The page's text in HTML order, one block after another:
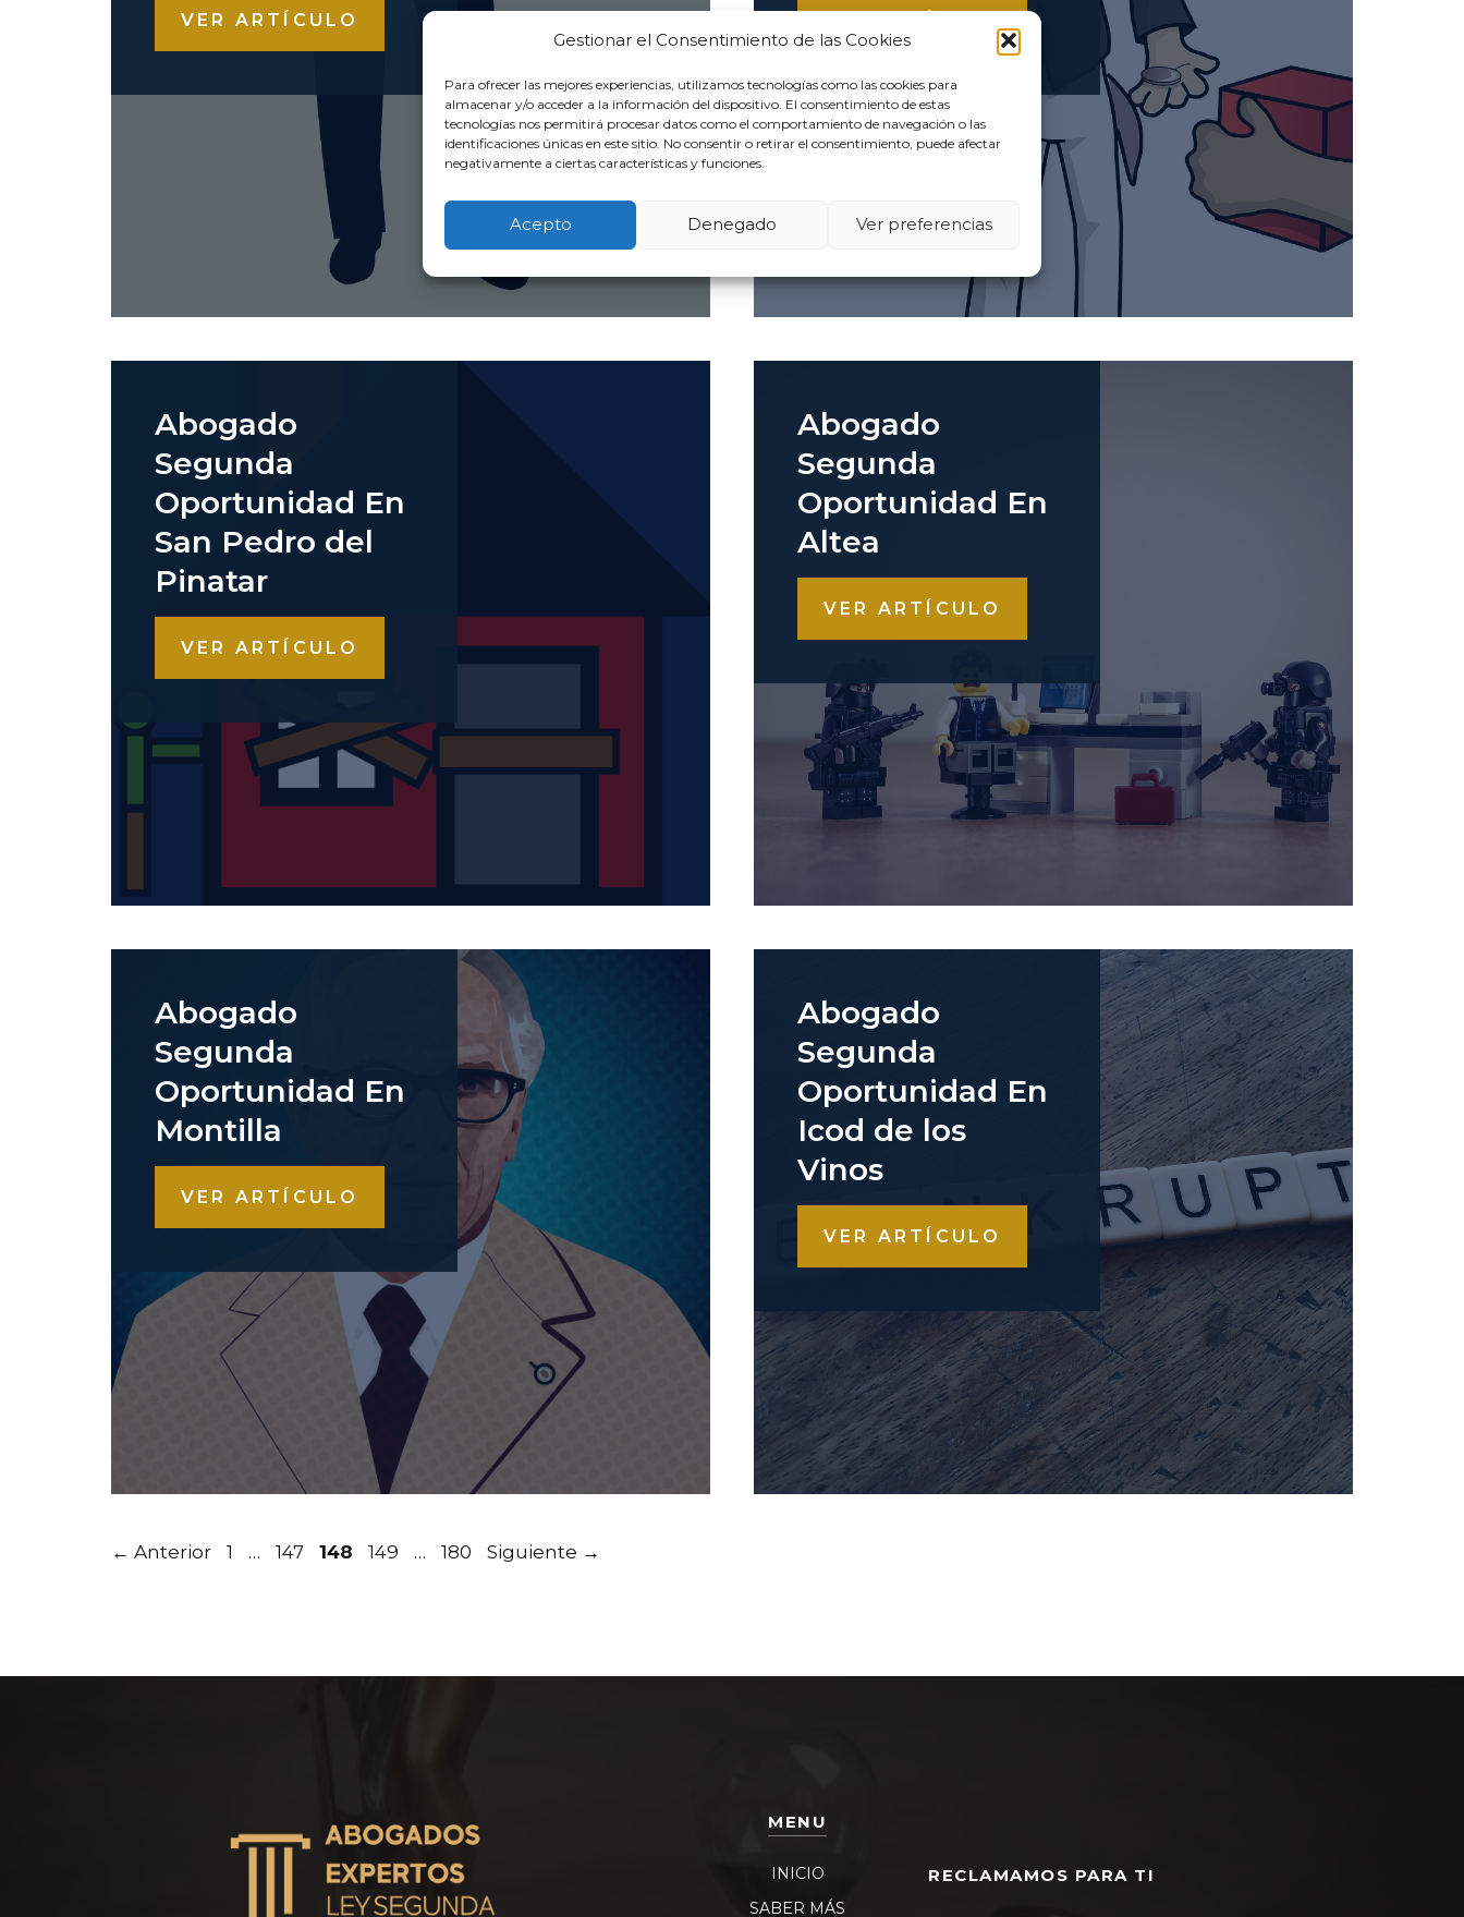
Gestionar el Consentimiento de las Cookies
Para ofrecer las mejores experiencias, utilizamos tecnologías como las cookies para
almacenar y/o acceder a la información del dispositivo. El consentimiento de estas
tecnologías nos permitirá procesar datos como el comportamiento de navegación o las
identificaciones únicas en este sitio. No consentir o retirar el consentimiento, puede afectar
negativamente a ciertas características y funciones.
Acepto Denegado Ver preferencias
VER ARTÍCULO
Abogado
Segunda
Oportunidad En
San Pedro del
Pinatar
VER ARTÍCULO
Abogado
Segunda
Oportunidad En
Altea
VER ARTÍCULO
Abogado
Segunda
Oportunidad En
Montilla
VER ARTÍCULO
Abogado
Segunda
Oportunidad En
Icod de los
Vinos
VER ARTÍCULO
← Anterior Página
1 … Página
147 Página
148 Página
149 … Página
180 Siguiente →
MENU
INICIO
SABER MÁS
RECLAMAMOS PARA TI